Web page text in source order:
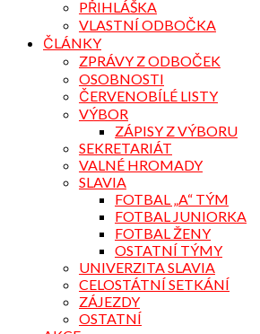
PŘIHLÁŠKA
VLASTNÍ ODBOČKA
ČLÁNKY
ZPRÁVY Z ODBOČEK
OSOBNOSTI
ČERVENOBÍLÉ LISTY
VÝBOR
ZÁPISY Z VÝBORU
SEKRETARIÁT
VALNÉ HROMADY
SLAVIA
FOTBAL „A“ TÝM
FOTBAL JUNIORKA
FOTBAL ŽENY
OSTATNÍ TÝMY
UNIVERZITA SLAVIA
CELOSTÁTNÍ SETKÁNÍ
ZÁJEZDY
OSTATNÍ